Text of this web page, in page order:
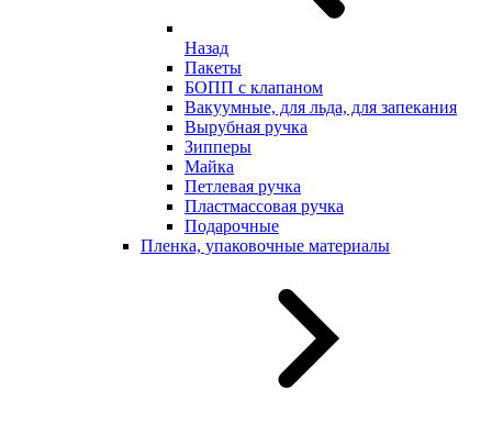
Назад
Пакеты
БОПП с клапаном
Вакуумные, для льда, для запекания
Вырубная ручка
Зипперы
Майка
Петлевая ручка
Пластмассовая ручка
Подарочные
Пленка, упаковочные материалы